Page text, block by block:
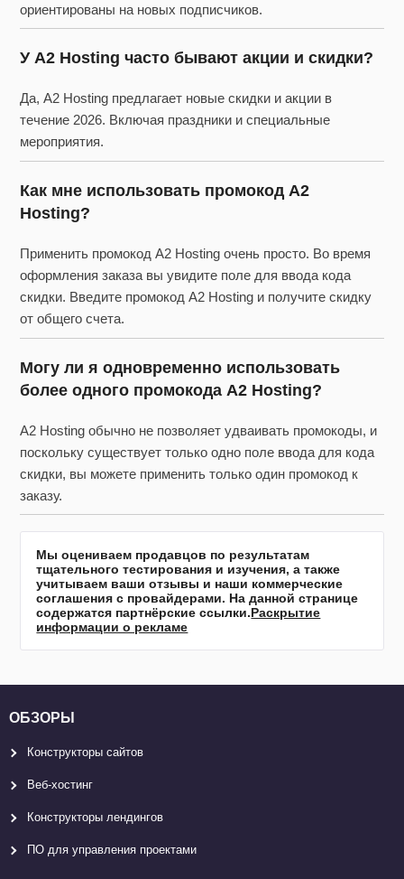
ориентированы на новых подписчиков.
У A2 Hosting часто бывают акции и скидки?
Да, A2 Hosting предлагает новые скидки и акции в
течение 2026. Включая праздники и специальные
мероприятия.
Как мне использовать промокод A2
Hosting?
Применить промокод A2 Hosting очень просто. Во время
оформления заказа вы увидите поле для ввода кода
скидки. Введите промокод A2 Hosting и получите скидку
от общего счета.
Могу ли я одновременно использовать
более одного промокода A2 Hosting?
A2 Hosting обычно не позволяет удваивать промокоды, и
поскольку существует только одно поле ввода для кода
скидки, вы можете применить только один промокод к
заказу.
Мы оцениваем продавцов по результатам
тщательного тестирования и изучения, а также
учитываем ваши отзывы и наши коммерческие
соглашения с провайдерами. На данной странице
содержатся партнёрские ссылки.Раскрытие
информации о рекламе
ОБЗОРЫ
Конструкторы сайтов
Веб-хостинг
Конструкторы лендингов
ПО для управления проектами